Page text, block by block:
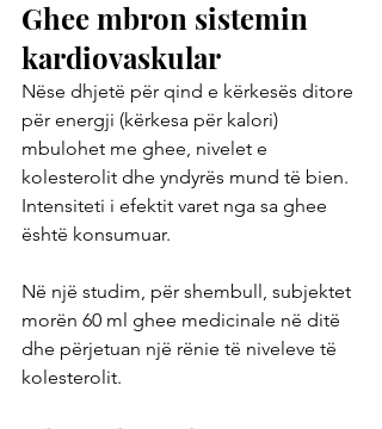
Ghee mbron sistemin
kardiovaskular
Nëse dhjetë për qind e kërkesës ditore
për energji (kërkesa për kalori)
mbulohet me ghee, nivelet e
kolesterolit dhe yndyrës mund të bien.
Intensiteti i efektit varet nga sa ghee
është konsumuar.
Në një studim, për shembull, subjektet
morën 60 ml ghee medicinale në ditë
dhe përjetuan një rënie të niveleve të
kolesterolit.